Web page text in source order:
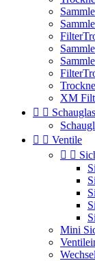
XM
  Schauglas
  Ventile
 
Mini